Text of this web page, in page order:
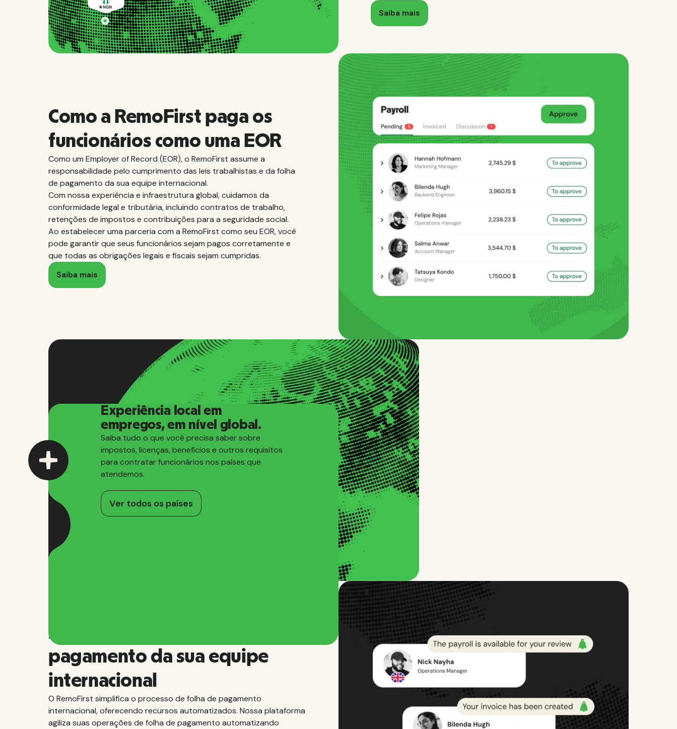
Saiba mais
Como a RemoFirst paga os
funcionários como uma EOR
Como um Employer of Record (EOR), o RemoFirst assume a
responsabilidade pelo cumprimento das leis trabalhistas e da folha
de pagamento da sua equipe internacional.
Com nossa experiência e infraestrutura global, cuidamos da
conformidade legal e tributária, incluindo contratos de trabalho,
retenções de impostos e contribuições para a seguridade social.
Ao estabelecer uma parceria com a RemoFirst como seu EOR, você
pode garantir que seus funcionários sejam pagos corretamente e
que todas as obrigações legais e fiscais sejam cumpridas.
Saiba mais
Experiência local em
empregos, em nível global.
Saiba tudo o que você precisa saber sobre
impostos, licenças, benefícios e outros requisitos
para contratar funcionários nos países que
atendemos.
Ver todos os países
Automatize a folha de
pagamento da sua equipe
internacional
O RemoFirst simplifica o processo de folha de pagamento
internacional, oferecendo recursos automatizados. Nossa plataforma
agiliza suas operações de folha de pagamento automatizando